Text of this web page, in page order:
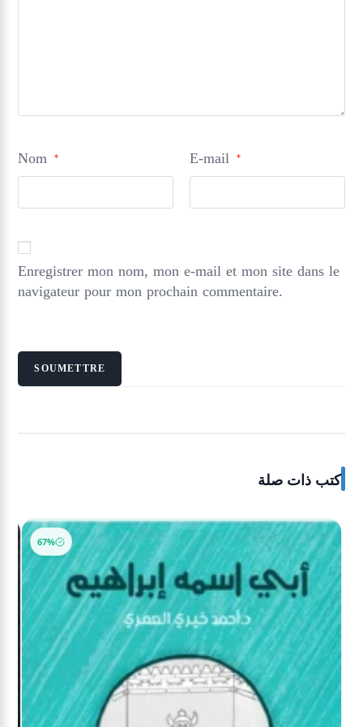
Nom * E-mail *
Enregistrer mon nom, mon e-mail et mon site dans le
navigateur pour mon prochain commentaire.
كتب ذات صلة
67%